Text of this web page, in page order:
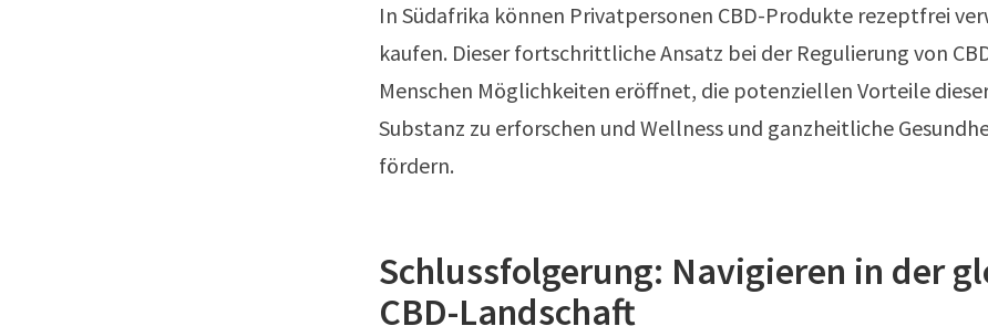
In Südafrika können Privatpersonen CBD-Produkte rezeptfrei
kaufen. Dieser fortschrittliche Ansatz bei der Regulierung von
Menschen Möglichkeiten eröffnet, die potenziellen Vorteile
Substanz zu erforschen und Wellness und ganzheitliche
fördern.
Schlussfolgerung: Navigieren in der
CBD-Landschaft